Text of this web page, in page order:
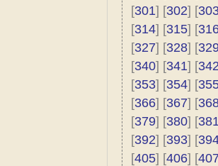
[301] [302] [
[314] [315] [
[327] [328] [
[340] [341] [
[353] [354] [
[366] [367] [
[379] [380] [
[392] [393] [
[405] [406] [